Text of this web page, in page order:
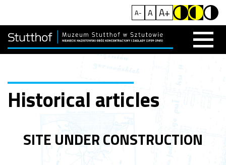
A- A A+
Historical articles
SITE UNDER CONSTRUCTION